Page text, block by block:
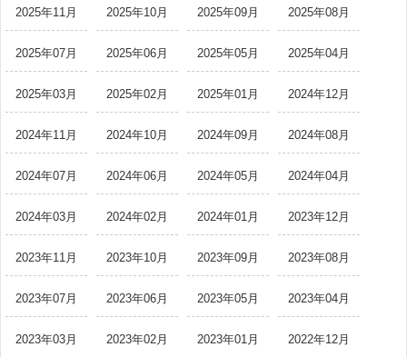
2025年11月 2025年10月 2025年09月 2025年08月
2025年07月 2025年06月 2025年05月 2025年04月
2025年03月 2025年02月 2025年01月 2024年12月
2024年11月 2024年10月 2024年09月 2024年08月
2024年07月 2024年06月 2024年05月 2024年04月
2024年03月 2024年02月 2024年01月 2023年12月
2023年11月 2023年10月 2023年09月 2023年08月
2023年07月 2023年06月 2023年05月 2023年04月
2023年03月 2023年02月 2023年01月 2022年12月